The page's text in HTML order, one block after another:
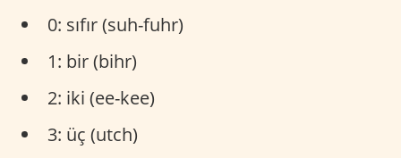
0: sıfır (suh-fuhr)
1: bir (bihr)
2: iki (ee-kee)
3: üç (utch)